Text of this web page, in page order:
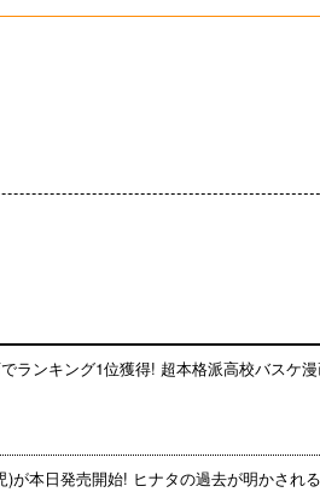
ランキング1位獲得! 超本格派高校バスケ
が本日発売開始! ヒナタの過去が明かされ